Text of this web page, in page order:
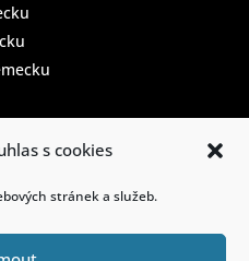
s cookies
stránek a služeb.
němčině